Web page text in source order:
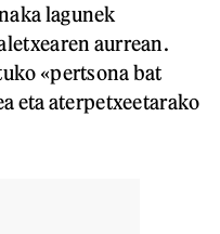
lagunek
aurrean.
«pertsona bat
eta aterpetxeetarako